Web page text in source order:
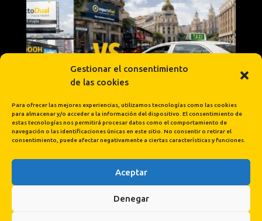
Gestionar el consentimiento
de las cookies
Para ofrecer las mejores experiencias, utilizamos tecnologías como las cookies
para almacenar y/o acceder a la información del dispositivo. El consentimiento de
estas tecnologías nos permitirá procesar datos como el comportamiento de
navegación o las identificaciones únicas en este sitio. No consentir o retirar el
consentimiento, puede afectar negativamente a ciertas características y funciones.
Aceptar
Denegar
Cargar más... Síguenos en Instagram